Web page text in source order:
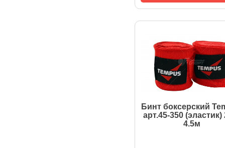
Бинт боксерский
арт.45-350 (эластик)
4.5м